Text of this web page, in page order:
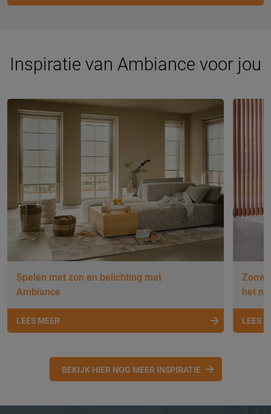
Inspiratie van Ambiance voor jou
Spelen met zon en belichting met
Ambiance
LEES MEER
het
LEES
BEKIJK HIER NOG MEER INSPIRATIE